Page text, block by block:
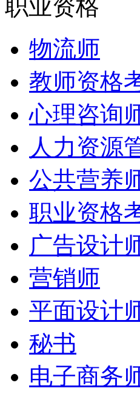
职业资格
物流师
教师资格
心理咨询
人力资源
公共营养
职业资格
广告设计
营销师
平面设计
秘书
电子商务